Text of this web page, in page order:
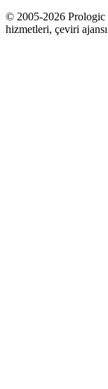
© 2005-2026 Prologic
hizmetleri, çeviri ajansı